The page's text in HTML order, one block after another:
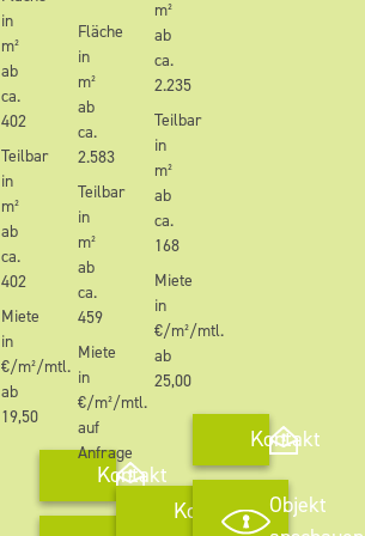
in
m²
ab
ca.
402
Teilbar
in
m²
ab
ca.
402
Miete
in
€/m²/mtl.
ab
19,50
Kontakt
Fläche
in
m²
ab
ca.
2.583
Teilbar
in
m²
ab
ca.
459
Miete
in
€/m²/mtl.
auf
Anfrage
Kontakt
m²
ab
ca.
2.235
Teilbar
in
m²
ab
ca.
168
Miete
in
€/m²/mtl.
ab
25,00
Kontakt
Objekt